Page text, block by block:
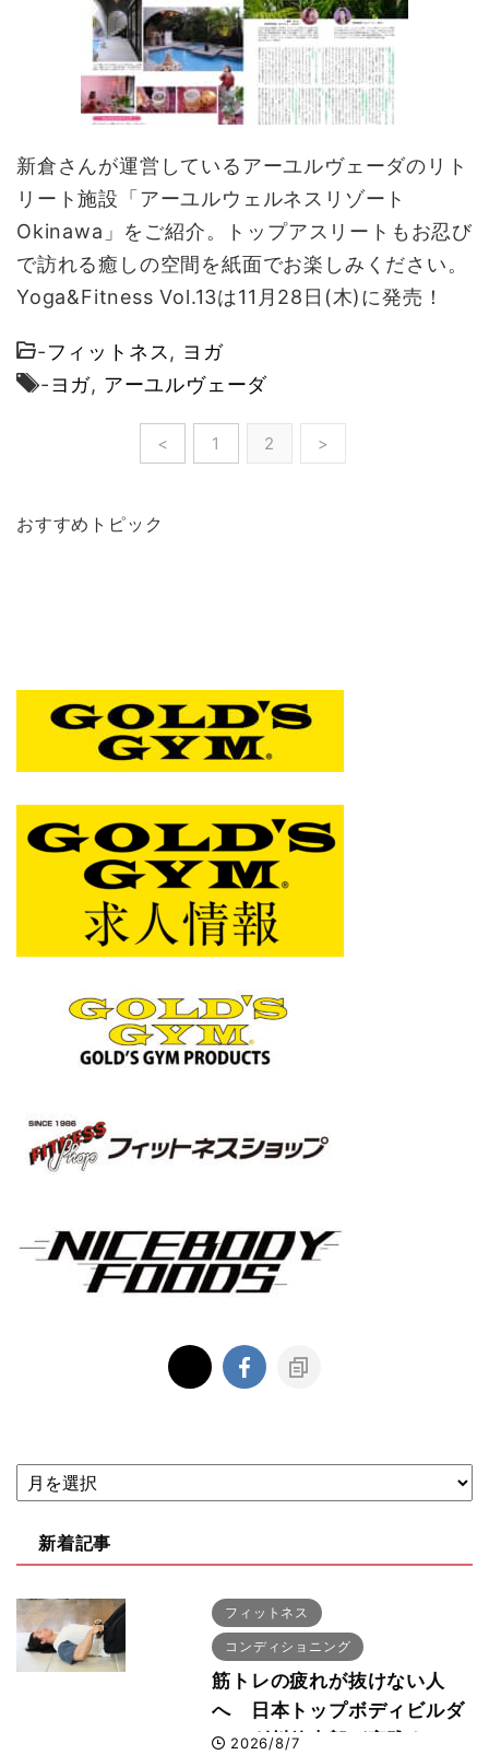
新倉さんが運営しているアーユルヴェーダのリト
リート施設「アーユルウェルネスリゾート
Okinawa」をご紹介。トップアスリートもお忍び
で訪れる癒しの空間を紙面でお楽しみください。
Yoga&Fitness Vol.13は11月28日(木)に発売！
-フィットネス, ヨガ
-ヨガ, アーユルヴェーダ
< 1 2 >
おすすめトピック
新着記事
フィットネス
コンディショニング
筋トレの疲れが抜けない人
へ 日本トップボディビルダ
ー・刈川啓志郎が実践する
2026/8/7